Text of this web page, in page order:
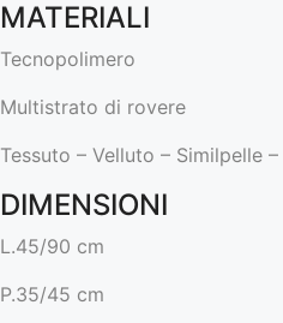
MATERIALI
Tecnopolimero
Multistrato di rovere
Tessuto – Velluto – Similpelle
DIMENSIONI
L.45/90 cm
P.35/45 cm